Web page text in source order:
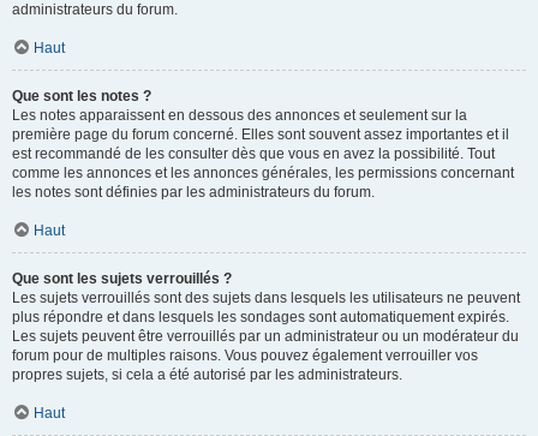
administrateurs du forum.
Haut
Que sont les notes ?
Les notes apparaissent en dessous des annonces et seulement sur la
première page du forum concerné. Elles sont souvent assez importantes et il
est recommandé de les consulter dès que vous en avez la possibilité. Tout
comme les annonces et les annonces générales, les permissions concernant
les notes sont définies par les administrateurs du forum.
Haut
Que sont les sujets verrouillés ?
Les sujets verrouillés sont des sujets dans lesquels les utilisateurs ne peuvent
plus répondre et dans lesquels les sondages sont automatiquement expirés.
Les sujets peuvent être verrouillés par un administrateur ou un modérateur du
forum pour de multiples raisons. Vous pouvez également verrouiller vos
propres sujets, si cela a été autorisé par les administrateurs.
Haut